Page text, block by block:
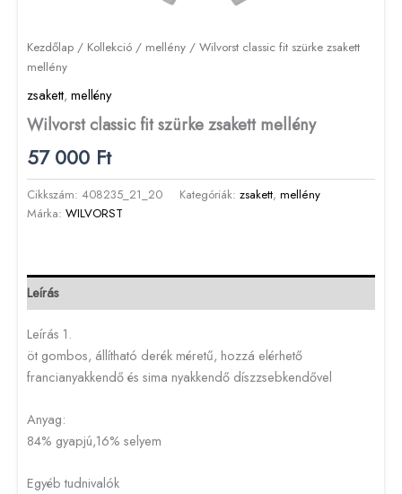
Kezdőlap / Kollekció / mellény / Wilvorst classic fit szürke zsakett
mellény
zsakett, mellény
Wilvorst classic fit szürke zsakett mellény
57 000 Ft
Cikkszám: 408235_21_20 Kategóriák: zsakett, mellény
Márka: WILVORST
Leírás
Leírás 1.
öt gombos, állítható derék méretű, hozzá elérhető
francianyakkendő és sima nyakkendő díszzsebkendővel
Anyag:
84% gyapjú,16% selyem
Egyéb tudnivalók